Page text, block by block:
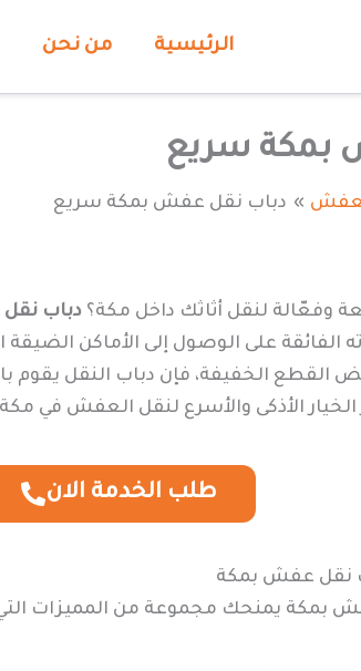
الرئيسية من نحن
بمكة سريع
دباب نقل عفش بمكة سريع
لنقل أثاثك داخل مكة؟ دباب
الفائقة على الوصول إلى الأماكن
القطع الخفيفة، فإن دباب النقل يقوم
الأذكى والأسرع لنقل العفش في
طلب الخدمة الان
نقل عفش بمكة
بمكة يمنحك مجموعة من المميزات